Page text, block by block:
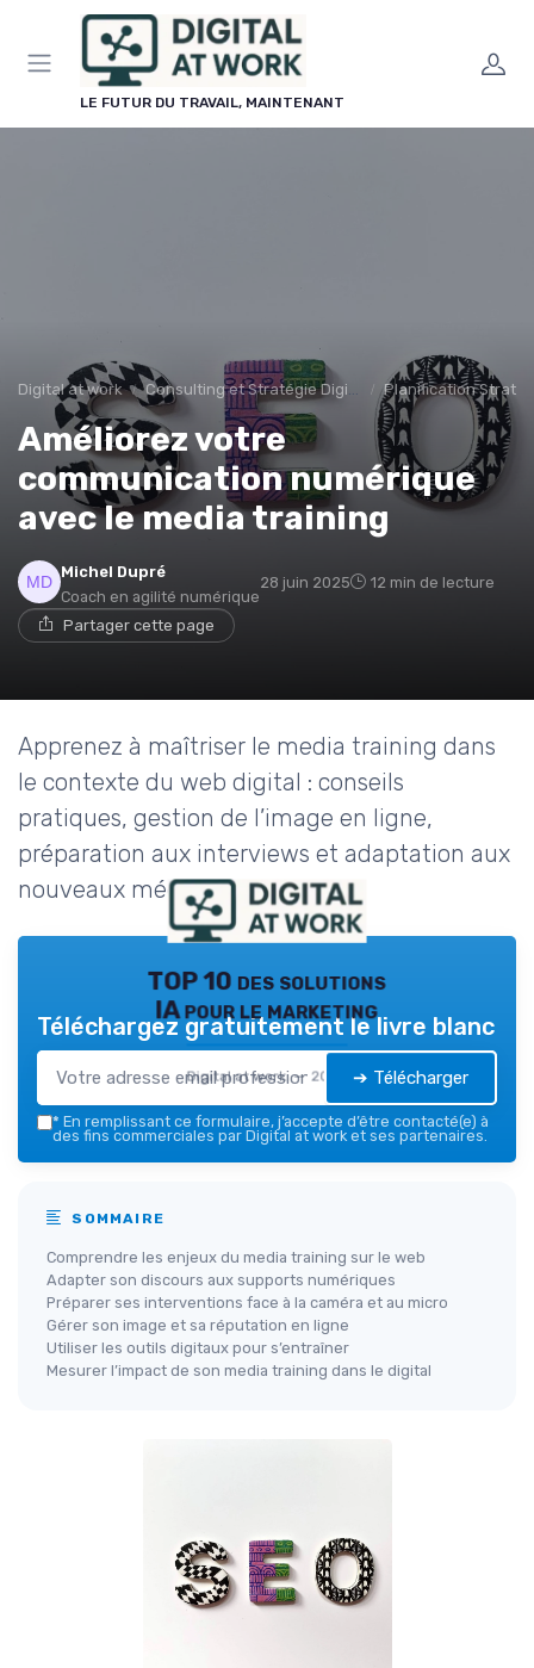
LE FUTUR DU TRAVAIL, MAINTENANT
Digital at work Consulting et Stratégie Digitale Planification
Améliorez votre
communication numérique
avec le media training
Michel Dupré
Coach en agilité numérique
28 juin 2025 12 min de lecture
Partager cette page
Apprenez à maîtriser le media training dans
le contexte du web digital : conseils
pratiques, gestion de l’image en ligne,
préparation aux interviews et adaptation aux
nouveaux médias.
TOP 10 des solutions
IA pour le marketing
Digital at work — 2026
Téléchargez gratuitement le livre blanc
➔ Télécharger
* En remplissant ce formulaire, j’accepte d’être contacté(e) à
des fins commerciales par Digital at work et ses partenaires.
SOMMAIRE
Comprendre les enjeux du media training sur le web
Adapter son discours aux supports numériques
Préparer ses interventions face à la caméra et au micro
Gérer son image et sa réputation en ligne
Utiliser les outils digitaux pour s’entraîner
Mesurer l’impact de son media training dans le digital
Panneau de gestion des cookies